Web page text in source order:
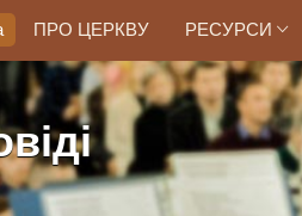
ПРО ЦЕРКВУ РЕСУРСИ